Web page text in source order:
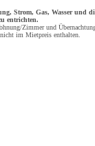
Strom, Gas, Wasser und
entrichten.
Zimmer und
im Mietpreis enthalten.